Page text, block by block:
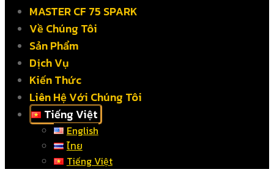
MASTER CF 75 SPARK
Về Chúng Tôi
Sản Phẩm
Dịch Vụ
Kiến Thức
Liên Hệ Với Chúng Tôi
Tiếng Việt
English
ไทย
Tiếng Việt